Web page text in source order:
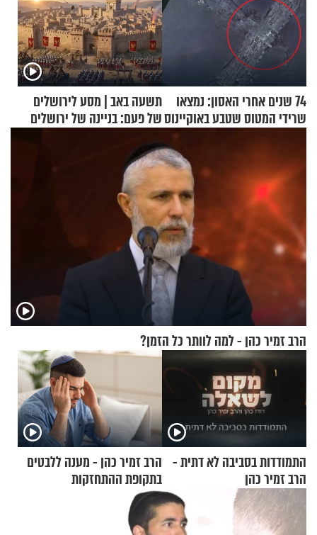
74 שנים אחרי האסון: נמצאו
שרידי המטוס שטבע באוקיינוס
תשעה באב | מסע לירושלים
של פעם: בניינה של ירושלים
הרב זמיר כהן - למה לוותר כל הזמן?
התמודדות בסביבה לא דתית -
הרב זמיר כהן
הרב זמיר כהן - מענה ללבטים
בתקופת ההתחזקות